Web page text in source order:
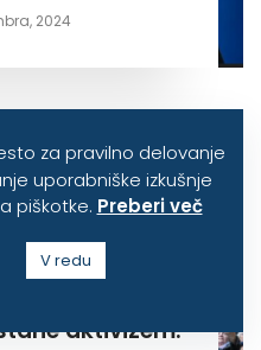
2024
aktivizem.
za pravilno delovanje
uporabniške izkušnje
piškotke. Preberi več
V redu